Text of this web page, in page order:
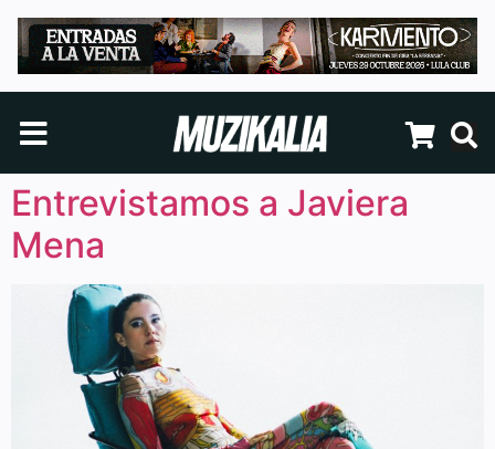
Entrevistamos a Javiera
Mena